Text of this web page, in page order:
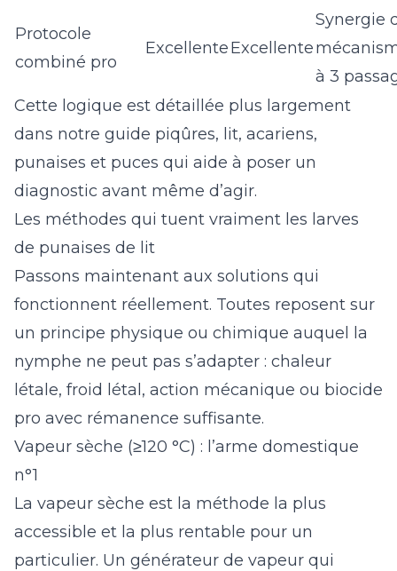
Protocole
combiné pro
ExcellenteExcellente
Synergie
à 3
Cette logique est détaillée plus largement
dans notre guide piqûres, lit, acariens,
punaises et puces qui aide à poser un
diagnostic avant même d’agir.
Les méthodes qui tuent vraiment les larves
de punaises de lit
Passons maintenant aux solutions qui
fonctionnent réellement. Toutes reposent sur
un principe physique ou chimique auquel la
nymphe ne peut pas s’adapter : chaleur
létale, froid létal, action mécanique ou biocide
pro avec rémanence suffisante.
Vapeur sèche (≥120 °C) : l’arme domestique
n°1
La vapeur sèche est la méthode la plus
accessible et la plus rentable pour un
particulier. Un générateur de vapeur qui